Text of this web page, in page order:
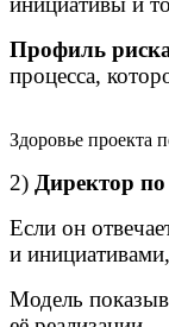
Профиль
процесса,
Здоровье проекта
2) Директор по
Если он
и инициативами,
Модель